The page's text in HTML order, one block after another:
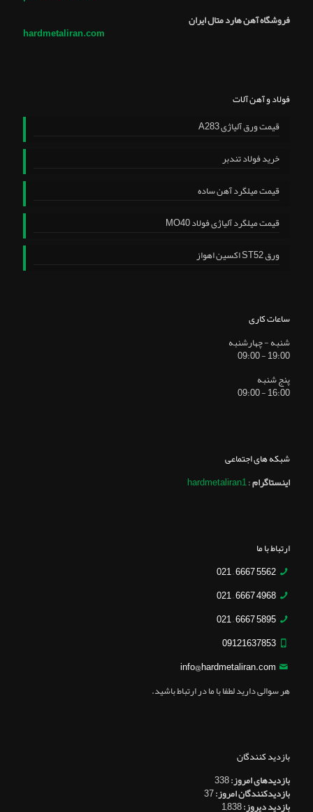
فروشگاه آهن هارد متال ایران
hardmetaliran.com
فولاد و آهن آلات
قیمت ورق آلیاژی A283
خرید فولاد تندبر
قیمت میلگرد آهن ساده
قیمت میلگرد آلیاژی فولاد MO40
ورق ST52 اکسین اهواز
ساعات کاری
شنبه - چهارشنبه
19:00 - 09:00
پنج شنبه
16:00 - 09:00
شبکه های اجتماعی
اینستاگرام:
hardmetaliran1
ارتباط با ما
5562 6667 – 021
4968 6667 – 021
5895 6667 – 021
09121637853
info@hardmetaliran.com
هر سوالی دارید لطفا با ما در ارتباط باشید.
بازدید کنندگان
بازدیدهای امروز:338
بازدیدکنندگان امروز:37
بازدید دیروز:1,838